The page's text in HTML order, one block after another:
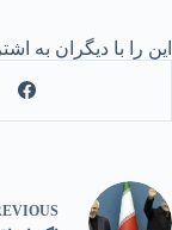
این را با دیگران به